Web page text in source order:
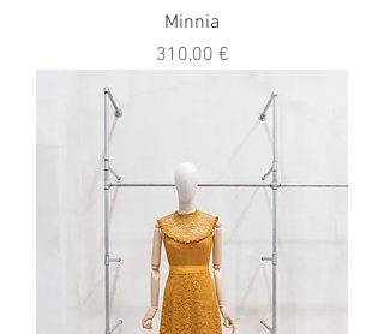
Minnia
Prezzo
310,00 €